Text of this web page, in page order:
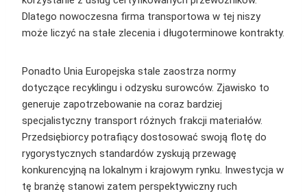
Dlatego nowoczesna firma transportowa w tej niszy
może liczyć na stałe zlecenia i długoterminowe kontrakty.
Ponadto Unia Europejska stale zaostrza normy
dotyczące recyklingu i odzysku surowców. Zjawisko to
generuje zapotrzebowanie na coraz bardziej
specjalistyczny transport różnych frakcji materiałów.
Przedsiębiorcy potrafiący dostosować swoją flotę do
rygorystycznych standardów zyskują przewagę
konkurencyjną na lokalnym i krajowym rynku. Inwestycja w
tę branżę stanowi zatem perspektywiczny ruch